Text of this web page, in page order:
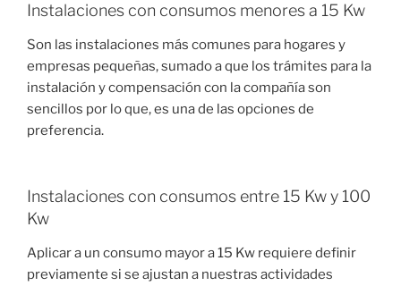
Instalaciones con consumos menores a 15 Kw
Son las instalaciones más comunes para hogares y
empresas pequeñas, sumado a que los trámites para la
instalación y compensación con la compañía son
sencillos por lo que, es una de las opciones de
preferencia.
Instalaciones con consumos entre 15 Kw y 100
Kw
Aplicar a un consumo mayor a 15 Kw requiere definir
previamente si se ajustan a nuestras actividades